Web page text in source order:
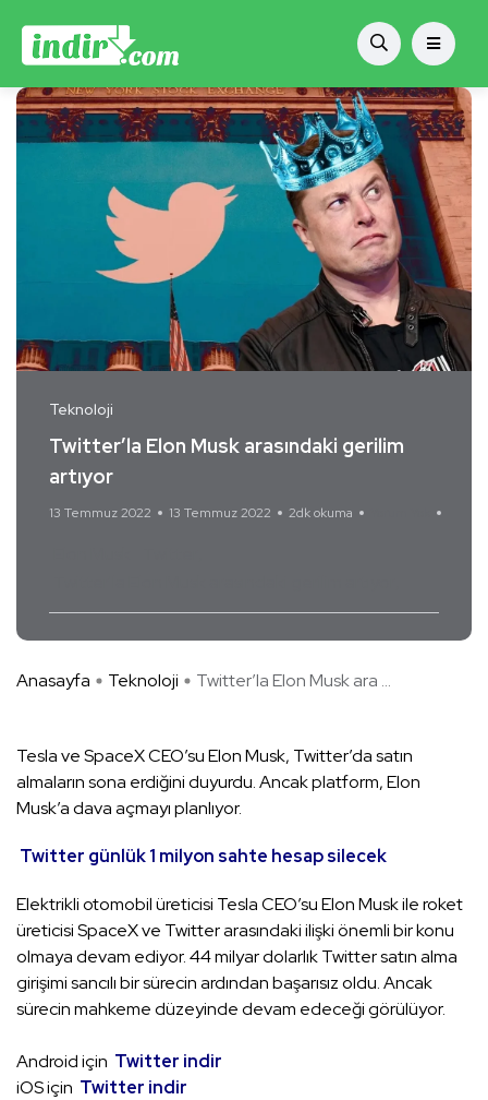
Teknoloji
Twitter’la Elon Musk arasındaki gerilim
artıyor
13 Temmuz 2022 13 Temmuz 2022 2dk okuma
Anasayfa Teknoloji Twitter’la Elon Musk ara ...
Tesla ve SpaceX CEO’su Elon Musk, Twitter’da satın
almaların sona erdiğini duyurdu. Ancak platform, Elon
Musk’a dava açmayı planlıyor.
Twitter günlük 1 milyon sahte hesap silecek
Elektrikli otomobil üreticisi Tesla CEO’su Elon Musk ile roket
üreticisi SpaceX ve Twitter arasındaki ilişki önemli bir konu
olmaya devam ediyor. 44 milyar dolarlık Twitter satın alma
girişimi sancılı bir sürecin ardından başarısız oldu. Ancak
sürecin mahkeme düzeyinde devam edeceği görülüyor.
Android için Twitter indir
iOS için Twitter indir